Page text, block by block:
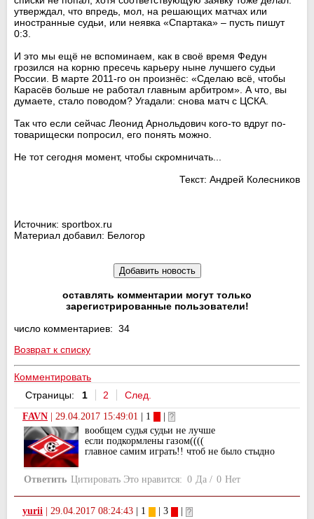
утверждал, что впредь, мол, на решающих матчах или
иностранные судьи, или неявка «Спартака» – пусть пишут
0:3.
И это мы ещё не вспоминаем, как в своё время Федун
грозился на корню пресечь карьеру ныне лучшего судьи
России. В марте 2011-го он произнёс: «Сделаю всё, чтобы
Карасёв больше не работал главным арбитром». А что, вы
думаете, стало поводом? Угадали: снова матч с ЦСКА.
Так что если сейчас Леонид Арнольдович кого-то вдруг по-
товарищески попросил, его понять можно.
Не тот сегодня момент, чтобы скромничать...
Текст: Андрей Колесников
Источник: sportbox.ru
Материал добавил: Белогор
оставлять комментарии могут только
зарегистрированные пользователи!
число комментариев: 34
Возврат к списку
Комментировать
Страницы:
1 2 След.
FAVN | 29.04.2017 15:49:01 | 1
|
вообщем судья судьи не лучше
если подкормлены газом((((
главное самим играть!! чтоб не было стыдно
Ответить Цитировать Это нравится: 0 Да / 0 Нет
yurii 29.04.2017 08:24:43 | 1 | 3